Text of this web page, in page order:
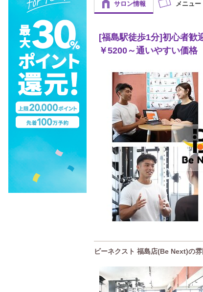
サロン情報 メニュー
[福島駅徒歩1分]初心者歓
￥5200～通いやすい価格
ビーネクスト 福島店(Be Next)の